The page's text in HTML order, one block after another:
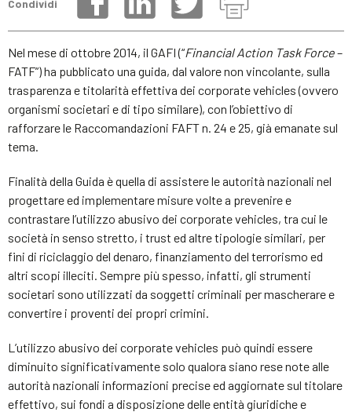
Condividi
Nel mese di ottobre 2014, il GAFI (“Financial Action Task Force–
FATF”) ha pubblicato una guida, dal valore non vincolante, sulla
trasparenza e titolarità effettiva dei corporate vehicles (ovvero
organismi societari e di tipo similare), con l’obiettivo di
rafforzare le Raccomandazioni FAFT n. 24 e 25, già emanate sul
tema.
Finalità della Guida è quella di assistere le autorità nazionali nel
progettare ed implementare misure volte a prevenire e
contrastare l’utilizzo abusivo dei corporate vehicles, tra cui le
società in senso stretto, i trust ed altre tipologie similari, per
fini di riciclaggio del denaro, finanziamento del terrorismo ed
altri scopi illeciti. Sempre più spesso, infatti, gli strumenti
societari sono utilizzati da soggetti criminali per mascherare e
convertire i proventi dei propri crimini.
L’utilizzo abusivo dei corporate vehicles può quindi essere
diminuito significativamente solo qualora siano rese note alle
autorità nazionali informazioni precise ed aggiornate sul titolare
effettivo, sui fondi a disposizione delle entità giuridiche e